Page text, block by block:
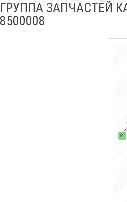
ГРУППА ЗАПЧАСТЕЙ
8500008